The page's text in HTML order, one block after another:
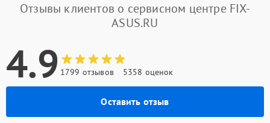
Отзывы клиентов о сервисном центре FIX-
ASUS.RU
4.9 1799 отзывов 5358 оценок
Оставить отзыв